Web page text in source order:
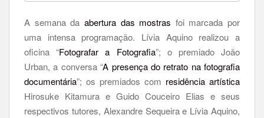
A semana da abertura das mostras foi marcada por
uma intensa programação. Lívia Aquino realizou a
oficina “Fotografar a Fotografia”; o premiado João
Urban, a conversa “A presença do retrato na fotografia
documentária”; os premiados com residência artística
Hirosuke Kitamura e Guido Couceiro Elias e seus
respectivos tutores, Alexandre Sequeira e Lívia Aquino,